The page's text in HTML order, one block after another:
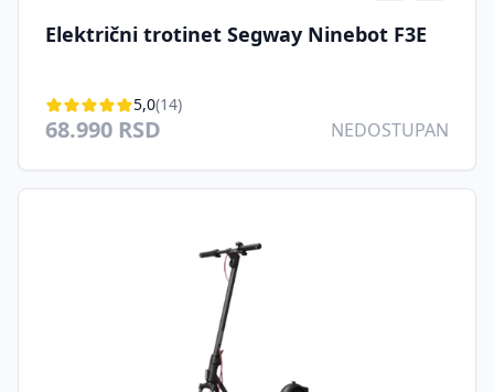
Električni trotinet Segway Ninebot F3E
5,0(14)
68.990 RSD NEDOSTUPAN